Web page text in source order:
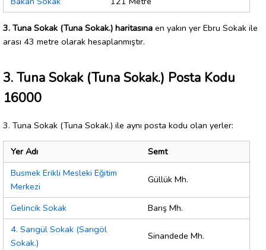
3. Tuna Sokak (Tuna Sokak.) haritasına en yakın yer Ebru Sokak ile
arası 43 metre olarak hesaplanmıştır.
3. Tuna Sokak (Tuna Sokak.) Posta Kodu
16000
3. Tuna Sokak (Tuna Sokak.) ile aynı posta kodu olan yerler:
Yer Adı
Semt
Busmek Erikli Mesleki Eğitim
Merkezi
Güllük Mh.
Gelincik Sokak
Barış Mh.
4. Sarıgül Sokak (Sarıgöl
Sokak.)
Sinandede Mh.